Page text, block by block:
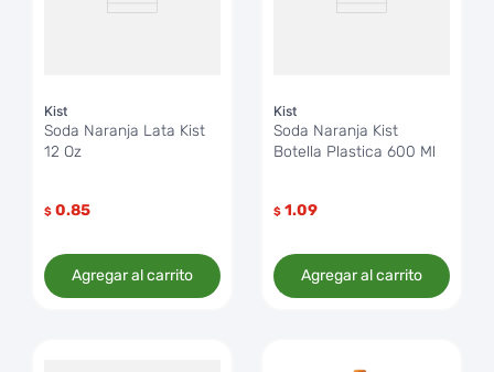
Kist
Soda Naranja Lata Kist
12 Oz
$ 0.85
Agregar al carrito
Kist
Soda Naranja Kist
Botella Plastica 600 Ml
$ 1.09
Agregar al carrito